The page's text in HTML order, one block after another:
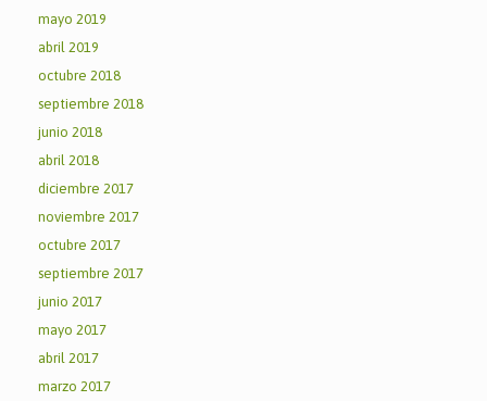
mayo 2019
abril 2019
octubre 2018
septiembre 2018
junio 2018
abril 2018
diciembre 2017
noviembre 2017
octubre 2017
septiembre 2017
junio 2017
mayo 2017
abril 2017
marzo 2017